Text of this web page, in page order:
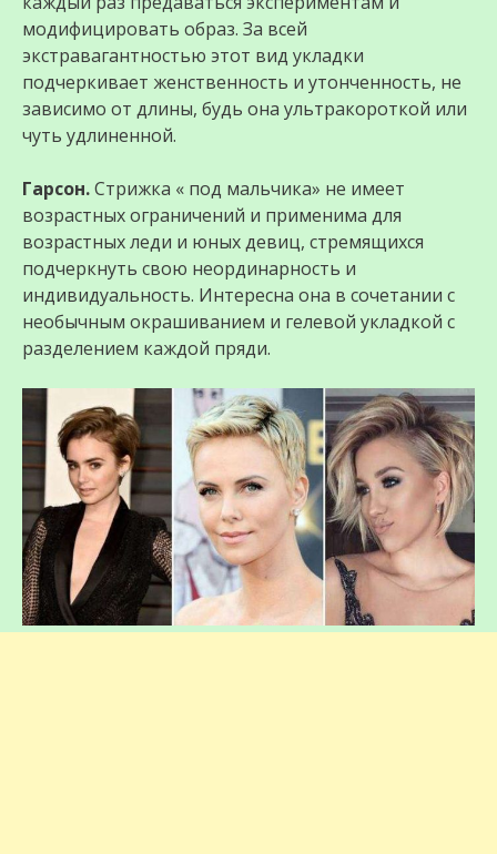
модифицировать образ. За всей
экстравагантностью этот вид укладки
подчеркивает женственность и утонченность, не
зависимо от длины, будь она ультракороткой или
чуть удлиненной.
Гарсон.Стрижка « под мальчика» не имеет
возрастных ограничений и применима для
возрастных леди и юных девиц, стремящихся
подчеркнуть свою неординарность и
индивидуальность. Интересна она в сочетании с
необычным окрашиванием и гелевой укладкой с
разделением каждой пряди.